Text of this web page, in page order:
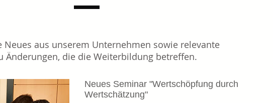
Neues aus unserem Unternehmen sowie relevante
Änderungen, die die Weiterbildung betreffen.
Neues Seminar "Wertschöpfung durch
Wertschätzung"